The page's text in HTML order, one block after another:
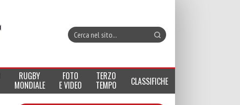
RUGBY
MONDIALE
FOTO
E VIDEO
TERZO
TEMPO CLASSIFICHE